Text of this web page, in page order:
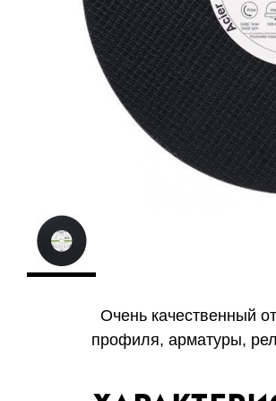
Очень качественный
профиля, арматуры,